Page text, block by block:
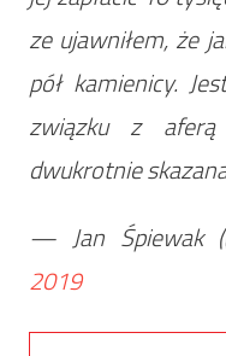
ze ujawniłem, że
pół kamienicy.
związku z aferą
dwukrotnie
— Jan Śpiewak
2019